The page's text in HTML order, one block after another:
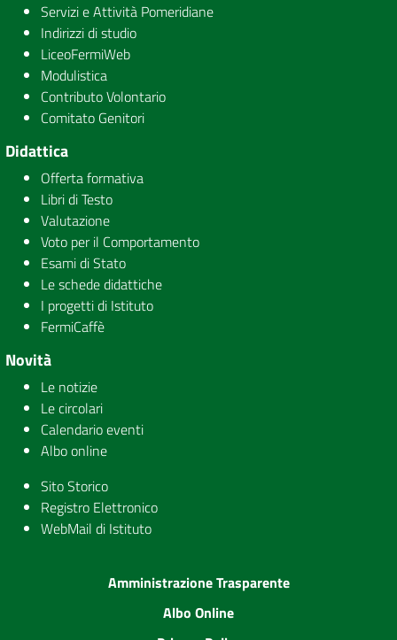
Servizi e Attività Pomeridiane
Indirizzi di studio
LiceoFermiWeb
Modulistica
Contributo Volontario
Comitato Genitori
Didattica
Offerta formativa
Libri di Testo
Valutazione
Voto per il Comportamento
Esami di Stato
Le schede didattiche
I progetti di Istituto
FermiCaffè
Novità
Le notizie
Le circolari
Calendario eventi
Albo online
Sito Storico
Registro Elettronico
WebMail di Istituto
Amministrazione Trasparente
Albo Online